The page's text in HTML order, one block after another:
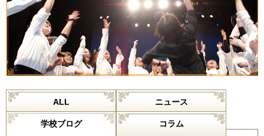
ALL ニュース
学校ブログ コラム